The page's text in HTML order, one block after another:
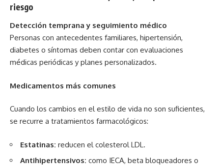
riesgo
Detección temprana y seguimiento médico
Personas con antecedentes familiares, hipertensión,
diabetes o síntomas deben contar con evaluaciones
médicas periódicas y planes personalizados.
Medicamentos más comunes
Cuando los cambios en el estilo de vida no son suficientes,
se recurre a tratamientos farmacológicos:
Estatinas: reducen el colesterol LDL.
Antihipertensivos: como IECA, beta bloqueadores o